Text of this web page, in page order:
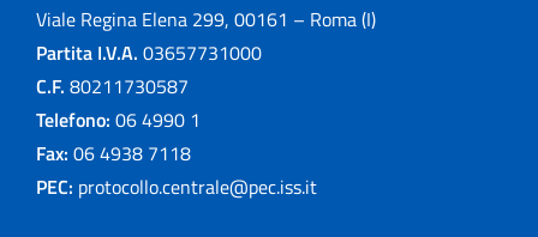
Viale Regina Elena 299, 00161 – Roma (I)
Partita I.V.A. 03657731000
C.F. 80211730587
Telefono: 06 4990 1
Fax: 06 4938 7118
PEC: protocollo.centrale@pec.iss.it